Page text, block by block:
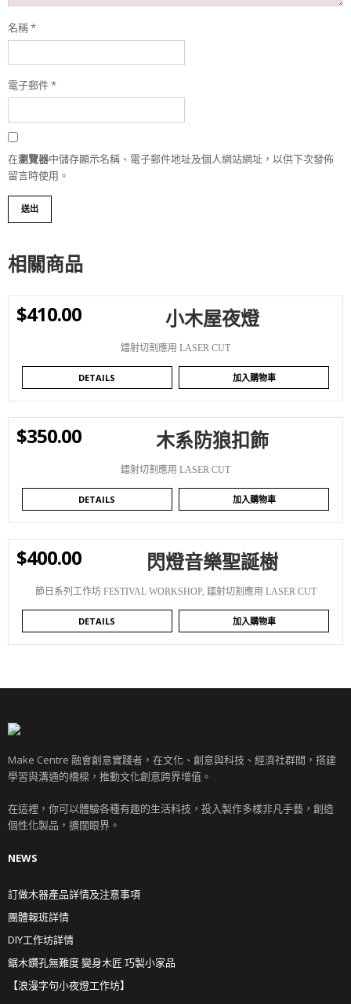
名稱*
電子郵件*
在瀏覽器中儲存顯示名稱、電子郵件地址及個人網站網址，以供下次發佈
留言時使用。
相關商品
$410.00 小木屋夜燈
鐳射切割應用 LASER CUT
DETAILS 加入購物車
$350.00 木系防狼扣飾
鐳射切割應用 LASER CUT
DETAILS 加入購物車
$400.00 閃燈音樂聖誕樹
節日系列工作坊 FESTIVAL WORKSHOP, 鐳射切割應用 LASER CUT
DETAILS 加入購物車
Make Centre 融會創意實踐者，在文化、創意與科技、經濟社群間，搭建
學習與溝通的橋樑，推動文化創意跨界增值。
在這裡，你可以體驗各種有趣的生活科技，投入製作多樣非凡手藝，創造
個性化製品，擴闊眼界。
NEWS
訂做木器產品詳情及注意事項
團體報班詳情
DIY工作坊詳情
鋸木鑽孔無難度 變身木匠 巧製小家品
【浪漫字句小夜燈工作坊】